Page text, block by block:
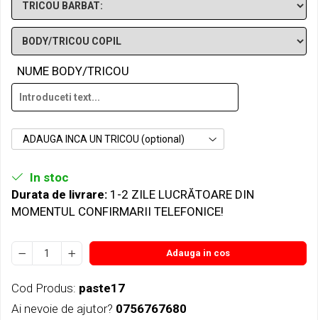
NUME BODY/TRICOU
ADAUGA INCA UN TRICOU (optional)
In stoc
Durata de livrare: 1-2 ZILE LUCRĂTOARE DIN
MOMENTUL CONFIRMARII TELEFONICE!
Adauga in cos
Cod Produs: paste17
Ai nevoie de ajutor? 0756767680